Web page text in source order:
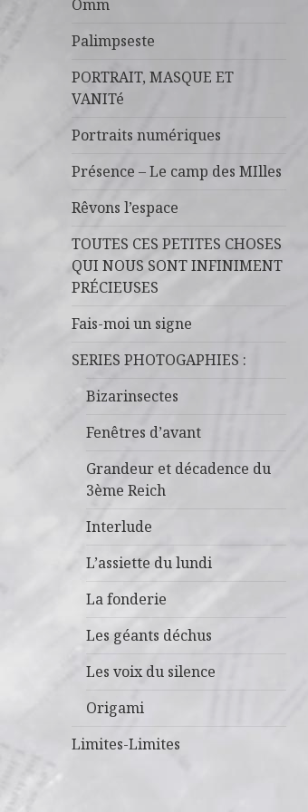
Omm
Palimpseste
PORTRAIT, MASQUE ET
VANITé
Portraits numériques
Présence – Le camp des MIlles
Rêvons l’espace
TOUTES CES PETITES CHOSES
QUI NOUS SONT INFINIMENT
PRÉCIEUSES
Fais-moi un signe
SERIES PHOTOGAPHIES :
Bizarinsectes
Fenêtres d’avant
Grandeur et décadence du
3ème Reich
Interlude
L’assiette du lundi
La fonderie
Les géants déchus
Les voix du silence
Origami
Limites-Limites